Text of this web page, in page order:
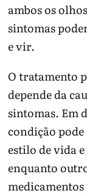
ambos os
sintomas
e vir.
O tratamento
depende da
sintomas. Em
condição
estilo de vida
enquanto